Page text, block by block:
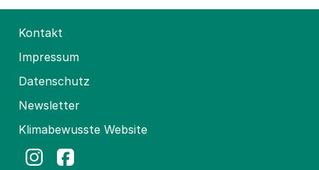
Kontakt
Impressum
Datenschutz
Newsletter
Klimabewusste Website